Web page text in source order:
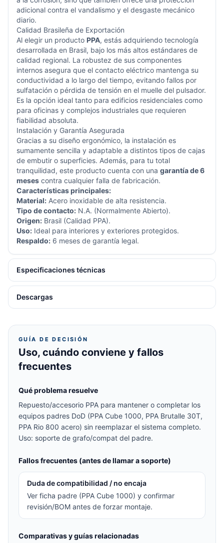
adicional contra el vandalismo y el desgaste mecánico
diario.
Calidad Brasileña de Exportación
Al elegir un producto PPA, estás adquiriendo tecnología
desarrollada en Brasil, bajo los más altos estándares de
calidad regional. La robustez de sus componentes
internos asegura que el contacto eléctrico mantenga su
conductividad a lo largo del tiempo, evitando fallos por
sulfatación o pérdida de tensión en el muelle del pulsador.
Es la opción ideal tanto para edificios residenciales como
para oficinas y complejos industriales que requieren
fiabilidad absoluta.
Instalación y Garantía Asegurada
Gracias a su diseño ergonómico, la instalación es
sumamente sencilla y adaptable a distintos tipos de cajas
de embutir o superficies. Además, para tu total
tranquilidad, este producto cuenta con una garantía de 6
meses contra cualquier falla de fabricación.
Características principales:
Material: Acero inoxidable de alta resistencia.
Tipo de contacto: N.A. (Normalmente Abierto).
Origen: Brasil (Calidad PPA).
Uso: Ideal para interiores y exteriores protegidos.
Respaldo: 6 meses de garantía legal.
Especificaciones técnicas
Descargas
GUÍA DE DECISIÓN
Uso, cuándo conviene y fallos
frecuentes
Qué problema resuelve
Repuesto/accesorio PPA para mantener o completar los
equipos padres DoD (PPA Cube 1000, PPA Brutalle 30T,
PPA Rio 800 acero) sin reemplazar el sistema completo.
Uso: soporte de grafo/compat del padre.
Fallos frecuentes (antes de llamar a soporte)
Duda de compatibilidad / no encaja
Ver ficha padre (PPA Cube 1000) y confirmar
revisión/BOM antes de forzar montaje.
Comparativas y guías relacionadas